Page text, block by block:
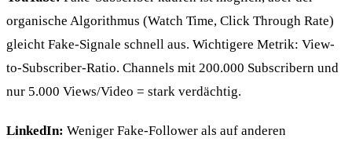
organische Algorithmus (Watch Time, Click Through Rate)
gleicht Fake-Signale schnell aus. Wichtigere Metrik: View-
to-Subscriber-Ratio. Channels mit 200.000 Subscribern und
nur 5.000 Views/Video = stark verdächtig.
LinkedIn: Weniger Fake-Follower als auf anderen